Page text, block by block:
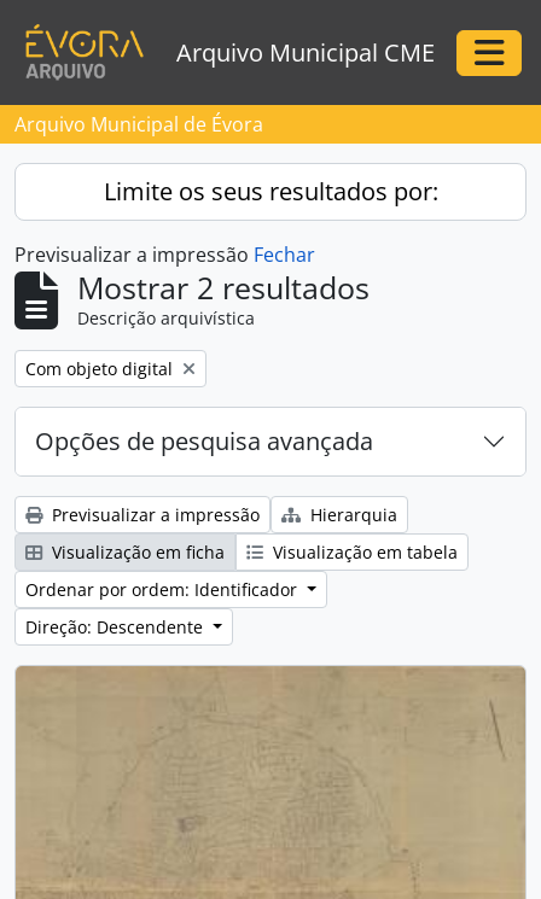
Arquivo Municipal CME
Arquivo Municipal de Évora
Limite os seus resultados por:
Previsualizar a impressão Fechar
Mostrar 2 resultados
Descrição arquivística
Remove filter:
Com objeto digital
Opções de pesquisa avançada
Previsualizar a impressão
Hierarquia
Visualização em ficha
Visualização em tabela
Ordenar por ordem: Identificador
Direção: Descendente